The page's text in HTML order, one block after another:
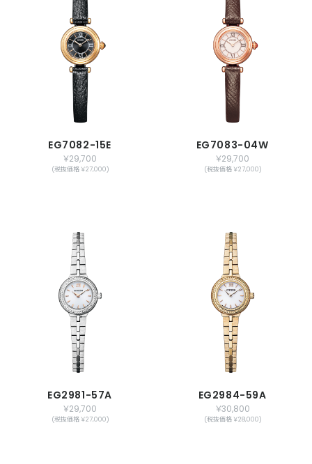
EG7082-15E
￥29,700
(税抜価格 ￥27,000)
EG7083-04W
￥29,700
(税抜価格 ￥27,000)
EG2981-57A
￥29,700
(税抜価格 ￥27,000)
EG2984-59A
￥30,800
(税抜価格 ￥28,000)